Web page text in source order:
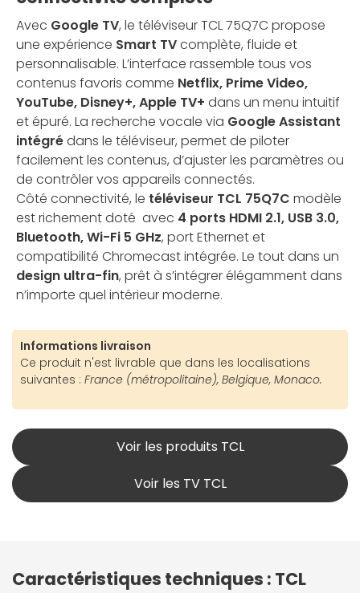
Avec Google TV, le téléviseur TCL 75Q7C propose
une expérience Smart TVcomplète, fluide et
personnalisable. L’interface rassemble tous vos
contenus favoris comme Netflix, Prime Video,
YouTube, Disney+, Apple TV+ dans un menu intuitif
et épuré. La recherche vocale via Google Assistant
intégrédans le téléviseur, permet de piloter
facilement les contenus, d’ajuster les paramètres ou
de contrôler vos appareils connectés.
Côté connectivité, le téléviseur TCL 75Q7C modèle
est richement doté avec 4 ports HDMI 2.1, USB 3.0,
Bluetooth, Wi-Fi 5 GHz, port Ethernet et
compatibilité Chromecast intégrée. Le tout dans un
design ultra-fin, prêt à s’intégrer élégamment dans
n’importe quel intérieur moderne.
Informations livraison
Ce produit n'est livrable que dans les localisations
suivantes : France (métropolitaine), Belgique, Monaco.
Voir les produits TCL
Voir les TV TCL
Caractéristiques techniques : TCL